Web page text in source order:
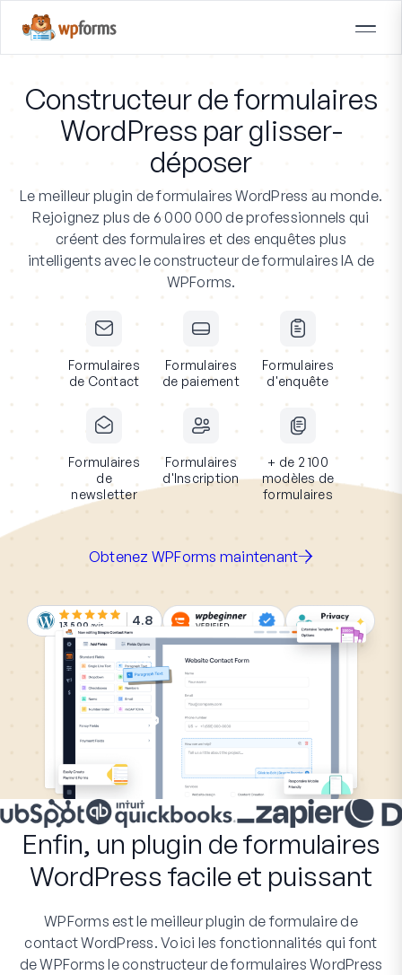
Constructeur de formulaires
WordPress par glisser-
déposer
Le meilleur plugin de formulaires WordPress au monde.
Rejoignez plus de 6 000 000 de professionnels qui
créent des formulaires et des enquêtes plus
intelligents avec le constructeur de formulaires IA de
WPForms.
Formulaires
de Contact
Formulaires
de paiement
Formulaires
d'enquête
Formulaires
de
newsletter
Formulaires
d'Inscription
+ de 2 100
modèles de
formulaires
Obtenez WPForms maintenant
13 500 avis 4.8
Enfin, un plugin de formulaires
WordPress facile et puissant
WPForms est le meilleur plugin de formulaire de
contact WordPress. Voici les fonctionnalités qui font
de WPForms le constructeur de formulaires WordPress